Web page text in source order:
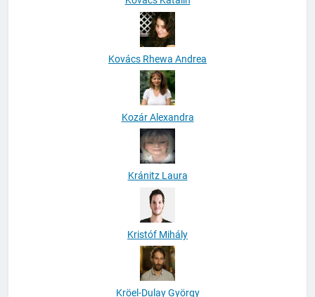
Kovács Rhewa Andrea
Kozár Alexandra
Kránitz Laura
Kristóf Mihály
Kröel-Dulay György